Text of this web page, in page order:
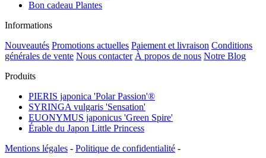
Bon cadeau Plantes
Informations
Nouveautés Promotions actuelles Paiement et livraison Conditions
générales de vente Nous contacter À propos de nous Notre Blog
Produits
PIERIS japonica 'Polar Passion'®
SYRINGA vulgaris 'Sensation'
EUONYMUS japonicus 'Green Spire'
Érable du Japon Little Princess
Mentions légales - Politique de confidentialité -